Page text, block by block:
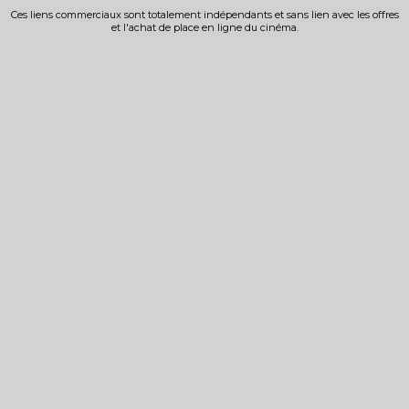
Ces liens commerciaux sont totalement indépendants et sans lien avec les offres
et l'achat de place en ligne du cinéma.